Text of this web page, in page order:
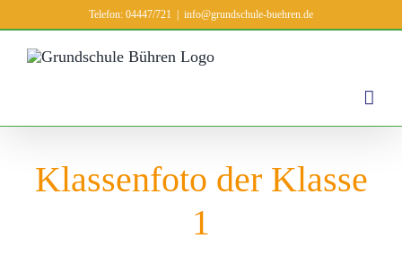
Telefon: 04447/721 info@grundschule-buehren.de
Klassenfoto der Klasse
1